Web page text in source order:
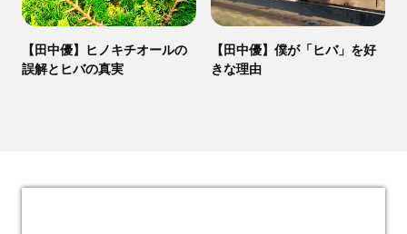
【田中優】ヒノキチオールの
誤解とヒバの真実
【田中優】僕が「ヒバ」を好
きな理由